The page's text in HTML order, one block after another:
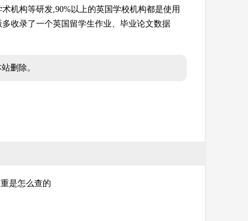
机构等研发,90%以上的英国学校机构都是使用
收录了一个英国留学生作业、毕业论文数据
删除。
是怎么查的